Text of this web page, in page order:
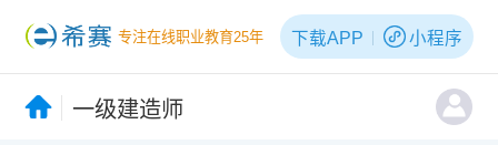
专注在线职业教育25年 下载APP 小程序
一级建造师